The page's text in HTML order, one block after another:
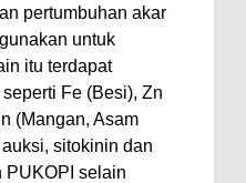
pertumbuhan akar
untuk
itu terdapat
Fe (Besi), Zn
(Mangan, Asam
sitokinin dan
PUKOPI selain